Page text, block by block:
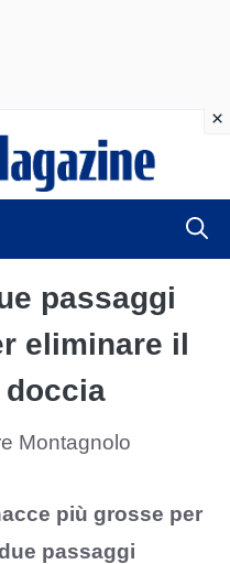
passaggi
eliminare il
doccia
Montagnolo
più grosse per
passaggi